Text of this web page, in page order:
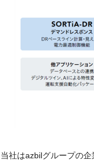
当社はazbilグループの